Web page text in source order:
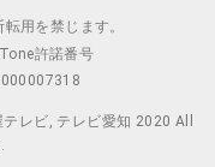
用を禁じます。
許諾番号
レビ, テレビ愛知 2020 All